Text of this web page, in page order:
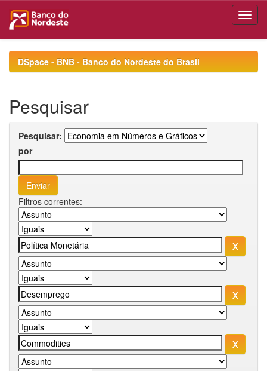
navigationDSpace - BNB - Banco do Nordeste do Brasil
Pesquisar
Pesquisar:
por
Filtros correntes: